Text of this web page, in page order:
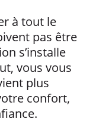
à tout le
pas être
s’installe
vous vous
plus
confort,